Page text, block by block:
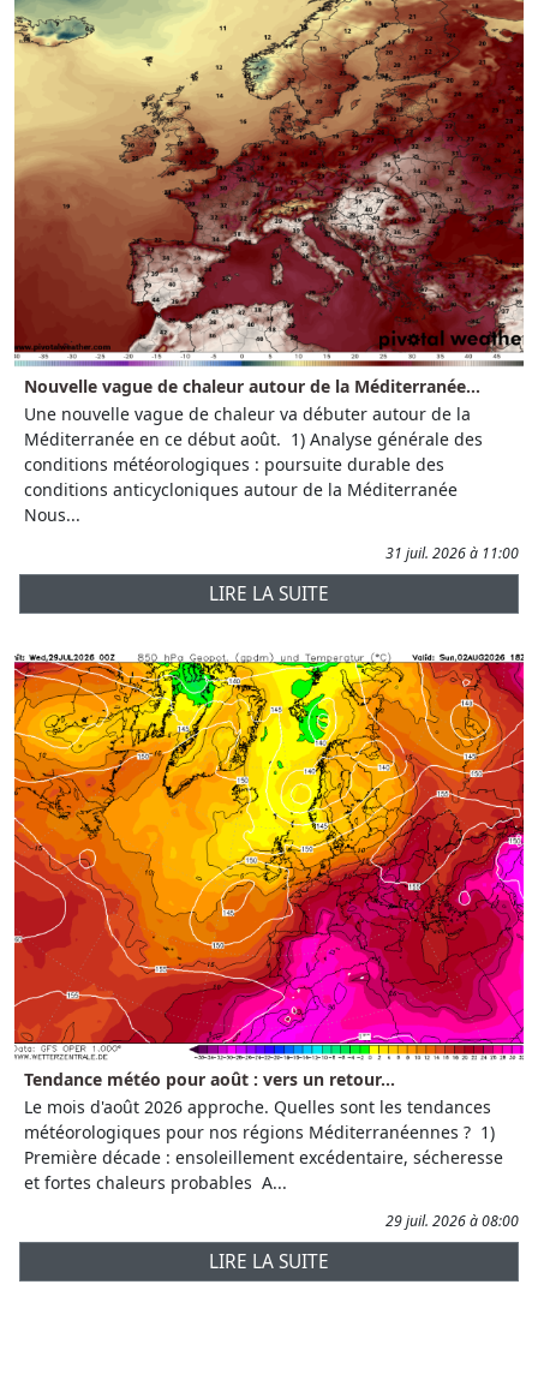
Nouvelle vague de chaleur autour de la Méditerranée...
Une nouvelle vague de chaleur va débuter autour de la
Méditerranée en ce début août. 1) Analyse générale des
conditions météorologiques : poursuite durable des
conditions anticycloniques autour de la Méditerranée
Nous...
31 juil. 2026 à 11:00
LIRE LA SUITE
Tendance météo pour août : vers un retour...
Le mois d'août 2026 approche. Quelles sont les tendances
météorologiques pour nos régions Méditerranéennes ? 1)
Première décade : ensoleillement excédentaire, sécheresse
et fortes chaleurs probables A...
29 juil. 2026 à 08:00
LIRE LA SUITE